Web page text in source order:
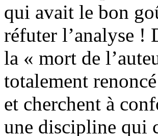
qui avait le bon
réfuter l’analyse !
la « mort de
totalement
et cherchent à
une discipline qui